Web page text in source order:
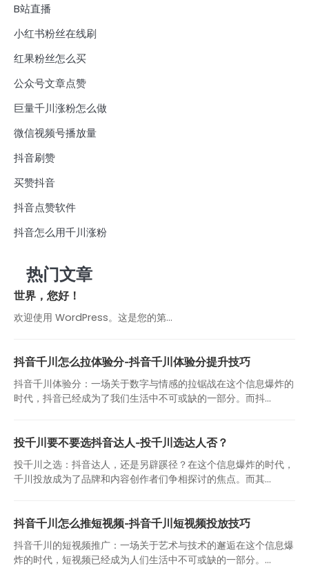
B站直播
小红书粉丝在线刷
红果粉丝怎么买
公众号文章点赞
巨量千川涨粉怎么做
微信视频号播放量
抖音刷赞
买赞抖音
抖音点赞软件
抖音怎么用千川涨粉
热门文章
世界，您好！
欢迎使用 WordPress。这是您的第…
抖音千川怎么拉体验分-抖音千川体验分提升技巧
抖音千川体验分：一场关于数字与情感的拉锯战在这个信息爆炸的
时代，抖音已经成为了我们生活中不可或缺的一部分。而抖...
投千川要不要选抖音达人-投千川选达人否？
投千川之选：抖音达人，还是另辟蹊径？在这个信息爆炸的时代，
千川投放成为了品牌和内容创作者们争相探讨的焦点。而其...
抖音千川怎么推短视频-抖音千川短视频投放技巧
抖音千川的短视频推广：一场关于艺术与技术的邂逅在这个信息爆
炸的时代，短视频已经成为人们生活中不可或缺的一部分。...